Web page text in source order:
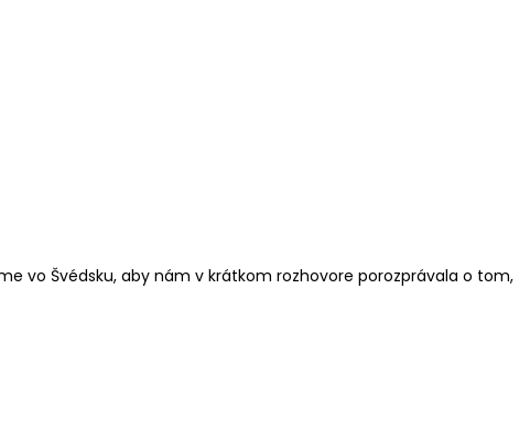
vo Švédsku, aby nám v krátkom rozhovore porozprávala o tom,